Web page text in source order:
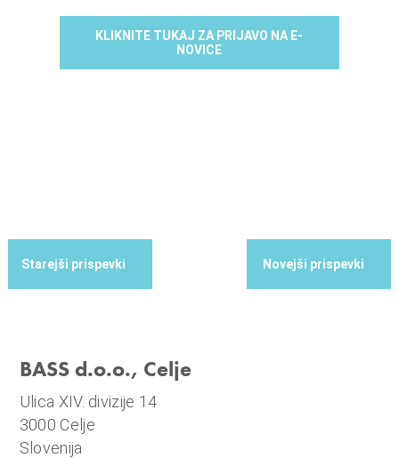
KLIKNITE TUKAJ ZA PRIJAVO NA E-
NOVICE
BASS d.o.o., Celje
Ulica XIV. divizije 14
3000 Celje
Slovenija